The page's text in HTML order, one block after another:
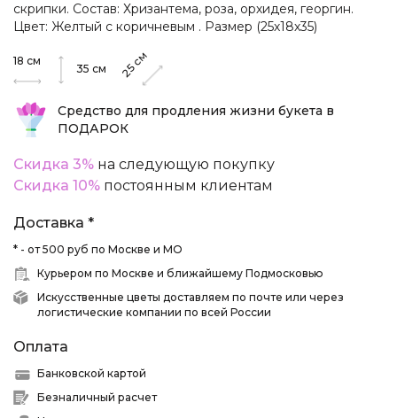
скрипки. Состав: Хризантема, роза, орхидея, георгин.
Цвет: Желтый с коричневым . Размер (25х18х35)
18 см
35 см 25см
Средство для продления жизни букета в
ПОДАРОК
Скидка 3% на следующую покупку
Скидка 10% постоянным клиентам
Доставка *
* - от 500 руб по Москве и МО
Курьером по Москве и ближайшему Подмосковью
Искусственные цветы доставляем по почте или через
логистические компании по всей России
Оплата
Банковской картой
Безналичный расчет